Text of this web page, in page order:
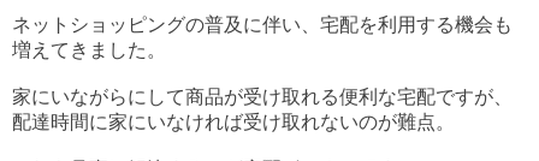
ネットショッピングの普及に伴い、宅配を利用する機会も
増えてきました。
家にいながらにして商品が受け取れる便利な宅配ですが、
配達時間に家にいなければ受け取れないのが難点。